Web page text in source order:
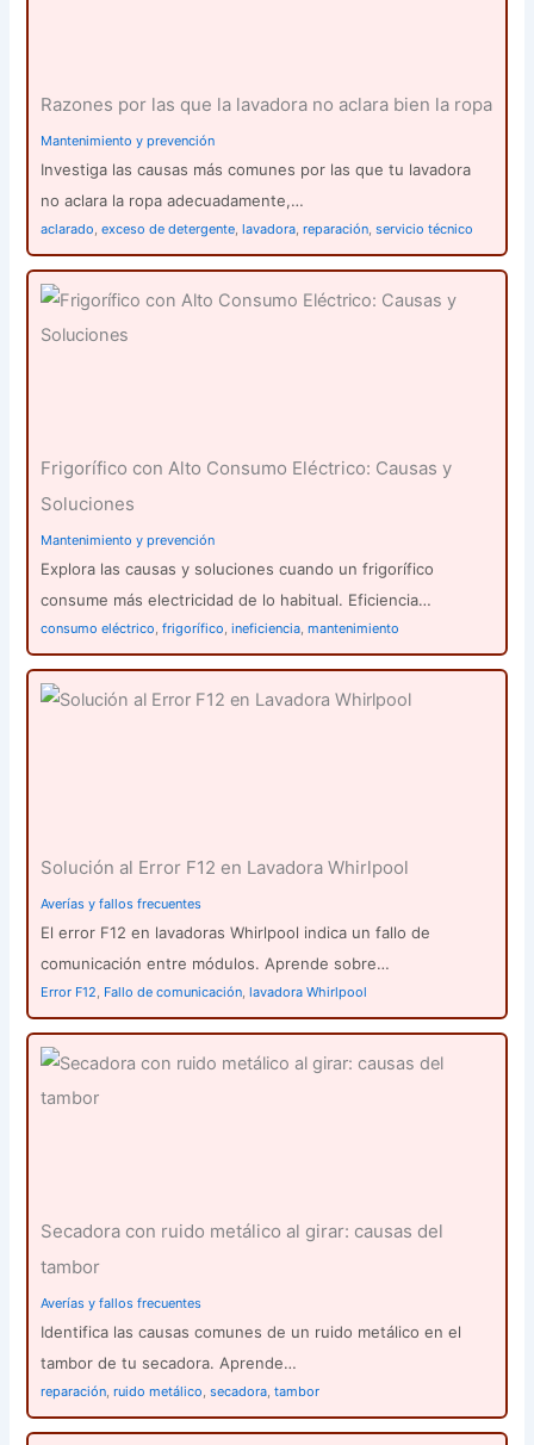
Razones por las que la lavadora no aclara bien la ropa
Mantenimiento y prevención
Investiga las causas más comunes por las que tu lavadora
no aclara la ropa adecuadamente,…
aclarado,exceso de detergente,lavadora,reparación,servicio técnico
Frigorífico con Alto Consumo Eléctrico: Causas y
Soluciones
Mantenimiento y prevención
Explora las causas y soluciones cuando un frigorífico
consume más electricidad de lo habitual. Eficiencia…
consumo eléctrico,frigorífico,ineficiencia,mantenimiento
Solución al Error F12 en Lavadora Whirlpool
Averías y fallos frecuentes
El error F12 en lavadoras Whirlpool indica un fallo de
comunicación entre módulos. Aprende sobre…
Error F12, Fallo de comunicación,lavadora Whirlpool
Secadora con ruido metálico al girar: causas del
tambor
Averías y fallos frecuentes
Identifica las causas comunes de un ruido metálico en el
tambor de tu secadora. Aprende…
reparación,ruido metálico,secadora,tambor